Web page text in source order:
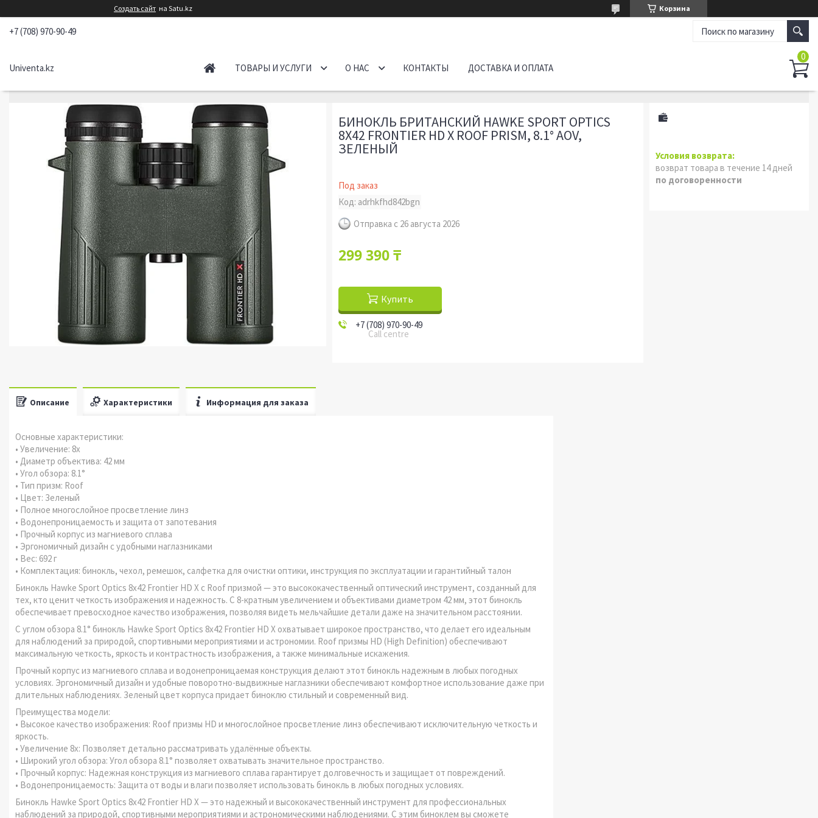
Создать сайт на Satu.kz Корзина
+7 (708) 970-90-49
Univenta.kz ТОВАРЫ И УСЛУГИ О НАС КОНТАКТЫ ДОСТАВКА И ОПЛАТА
БИНОКЛЬ БРИТАНСКИЙ HAWKE SPORT OPTICS
8X42 FRONTIER HD X ROOF PRISM, 8.1° AOV,
ЗЕЛЕНЫЙ
Под заказ
Код: adrhkfhd842bgn
Отправка с 26 августа 2026
299 390 ₸
Купить
+7 (708) 970-90-49
Call centre
возврат товара в течение 14 дней
по договоренности
Описание Характеристики Информация для заказа
Основные характеристики:
• Увеличение: 8x
• Диаметр объектива: 42 мм
• Угол обзора: 8.1°
• Тип призм: Roof
• Цвет: Зеленый
• Полное многослойное просветление линз
• Водонепроницаемость и защита от запотевания
• Прочный корпус из магниевого сплава
• Эргономичный дизайн с удобными наглазниками
• Вес: 692 г
• Комплектация: бинокль, чехол, ремешок, салфетка для очистки оптики, инструкция по эксплуатации и гарантийный талон
Бинокль Hawke Sport Optics 8x42 Frontier HD X с Roof призмой — это высококачественный оптический инструмент, созданный для
тех, кто ценит четкость изображения и надежность. С 8-кратным увеличением и объективами диаметром 42 мм, этот бинокль
обеспечивает превосходное качество изображения, позволяя видеть мельчайшие детали даже на значительном расстоянии.
С углом обзора 8.1° бинокль Hawke Sport Optics 8x42 Frontier HD X охватывает широкое пространство, что делает его идеальным
для наблюдений за природой, спортивными мероприятиями и астрономии. Roof призмы HD (High Definition) обеспечивают
максимальную четкость, яркость и контрастность изображения, а также минимальные искажения.
Прочный корпус из магниевого сплава и водонепроницаемая конструкция делают этот бинокль надежным в любых погодных
условиях. Эргономичный дизайн и удобные поворотно-выдвижные наглазники обеспечивают комфортное использование даже при
длительных наблюдениях. Зеленый цвет корпуса придает биноклю стильный и современный вид.
Преимущества модели:
• Высокое качество изображения: Roof призмы HD и многослойное просветление линз обеспечивают исключительную четкость и
яркость.
• Увеличение 8x: Позволяет детально рассматривать удалённые объекты.
• Широкий угол обзора: Угол обзора 8.1° позволяет охватывать значительное пространство.
• Прочный корпус: Надежная конструкция из магниевого сплава гарантирует долговечность и защищает от повреждений.
• Водонепроницаемость: Защита от воды и влаги позволяет использовать бинокль в любых погодных условиях.
Бинокль Hawke Sport Optics 8x42 Frontier HD X — это надежный и высококачественный инструмент для профессиональных
наблюдений за природой, спортивными мероприятиями и астрономическими наблюдениями. С этим биноклем вы сможете